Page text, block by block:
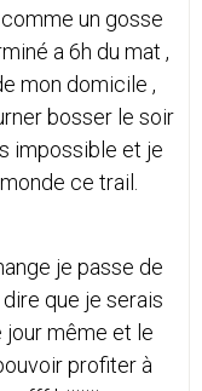
un gosse
a 6h du mat ,
mon domicile ,
bosser le soir
impossible et je
ce trail.
je passe de
que je serais
jour même et le
profiter à